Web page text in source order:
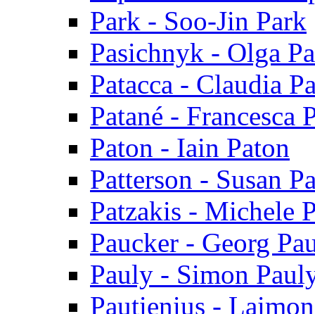
Park - Soo-Jin Park
Pasichnyk - Olga
Patacca - Claudia
Patané - Francesca
Paton - Iain Paton
Patterson - Susan
Patzakis - Michele
Paucker - Georg
Pauly - Simon
Pautienius -